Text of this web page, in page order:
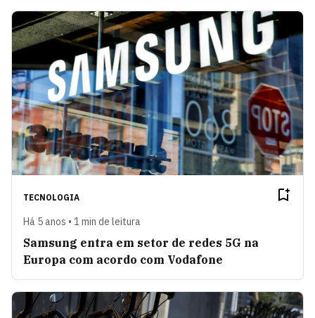
TECNOLOGIA
Há 5 anos • 1 min de leitura
Samsung entra em setor de redes 5G na
Europa com acordo com Vodafone